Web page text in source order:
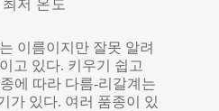
저 온도
이름이지만 잘못 알려
고 있다. 키우기 쉽고
에 따라 다름-리갈계는
가 있다. 여러 품종이 있